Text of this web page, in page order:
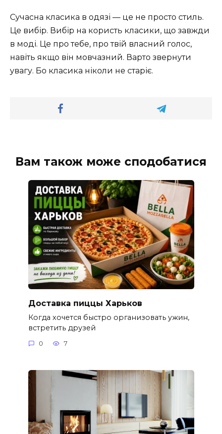
Сучасна класика в одязі — це не просто стиль.
Це вибір. Вибір на користь класики, що завжди
в моді. Це про тебе, про твій власний голос,
навіть якщо він мовчазний. Варто звернути
увагу. Бо класика ніколи не старіє.
Вам також може сподобатися
Доставка пиццы Харьков
Когда хочется быстро организовать ужин,
встретить друзей
0 7